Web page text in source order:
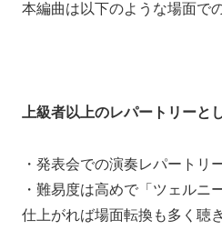
本編曲は以下のような場面で
上級者以上のレパートリーと
・発表会での演奏レパートリ
・難易度は高めで「ツェルニ
仕上がれば場面転換も多く聴